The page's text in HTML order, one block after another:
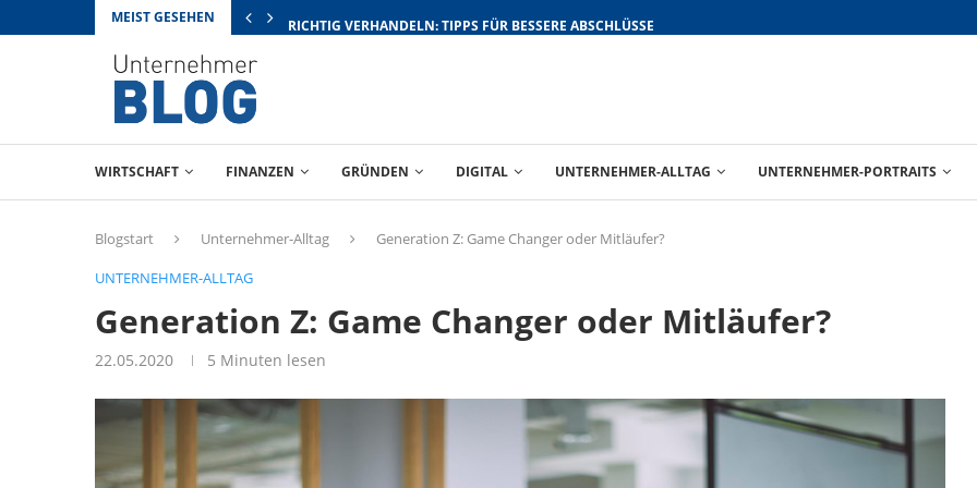
MEIST GESEHEN RICHTIG VERHANDELN: TIPPS FÜR BESSERE ABSCHLÜSSE
WIRTSCHAFT FINANZEN GRÜNDEN DIGITAL UNTERNEHMER-ALLTAG UNTERNEHMER-PORTRAITS
Blogstart Unternehmer-Alltag
Generation Z: Game Changer oder Mitläufer?
UNTERNEHMER-ALLTAG
Generation Z: Game Changer oder Mitläufer?
22.05.2020 5 Minuten lesen